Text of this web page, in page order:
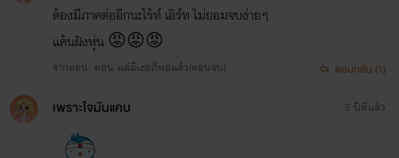
ต้องมีภาคต่ออีกนะไร้ท์ เอิร์ท ไม่ยอมจบง่ายๆ
แค้นฝังหุ่น 😡😡😡
จากตอน: ตอน แค่มีเธอก็พอแล้ว(ตอนจบ) ตอบกลับ (1)
เพราะใจมันแคบ 5 ปีที่แล้ว